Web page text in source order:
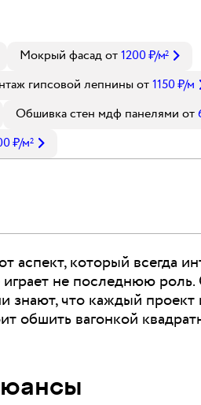
Мокрый фасадот1200₽/м2
гипсовой лепниныот1150₽/м
Обшивка стен мдф панелями от
₽/м2
аспект, который всегда
не последнюю
что каждый проект
обшить вагонкой